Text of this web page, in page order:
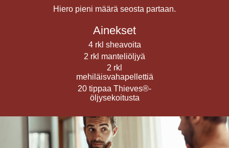
Ainekset
4 rkl sheavoita
2 rkl manteliöljyä
2 rkl
mehiläisvahapellettiä
20 tippaa Thieves®-
öljysekoitusta
Hiero pieni määrä seosta partaan.